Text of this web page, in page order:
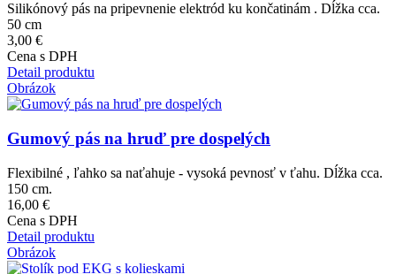
Silikónový pás na pripevnenie elektród ku končatinám . Dĺžka cca.
50 cm
3,00 €
Cena s DPH
Detail produktu
Obrázok
Gumový pás na hruď pre dospelých
Flexibilné , ľahko sa naťahuje - vysoká pevnosť v ťahu. Dĺžka cca.
150 cm.
16,00 €
Cena s DPH
Detail produktu
Obrázok